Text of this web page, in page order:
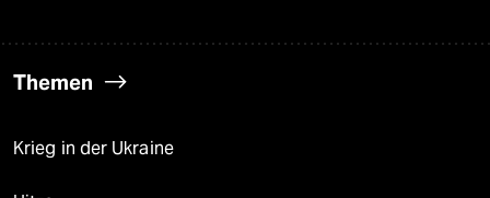
Themen
Krieg in der Ukraine